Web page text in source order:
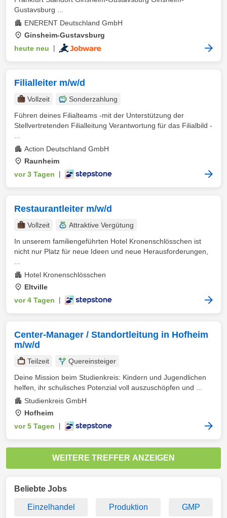
Gustavsburg ...
ENERENT Deutschland GmbH
Ginsheim-Gustavsburg
heute neu
Filialleiter m/w/d
Vollzeit
Sonderzahlung
Führen deines Filialteams -mit der Unterstützung der
Stellvertretenden Filialleitung Verantwortung für das Filialbild -
Action Deutschland GmbH
Raunheim
vor 3 Tagen
Restaurantleiter m/w/d
Vollzeit
Attraktive Vergütung
In unserem familiengeführten Hotel Kronenschlösschen ist
nicht nur Platz für neue Ideen und neue Herausforderungen,
Hotel Kronenschlösschen
Eltville
vor 4 Tagen
Center-Manager / Standortleitung in Hofheim
m/w/d
Teilzeit
Quereinsteiger
Deine Mission beim Studienkreis: Kindern und Jugendlichen
helfen, ihr schulisches Potenzial voll auszuschöpfen und ...
Studienkreis GmbH
Hofheim
vor 5 Tagen
WEITERE TREFFER ANZEIGEN
Beliebte Jobs
Einzelhandel Produktion GMP